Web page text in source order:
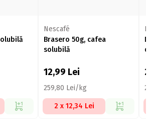
Nescafé
Brasero 50g, cafea
solubilă
12,99 Lei
259,80 Lei/kg
2 x 12,34 Lei